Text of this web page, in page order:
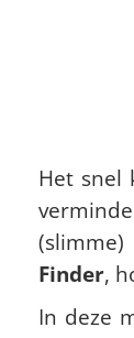
Het snel
Finder,
In deze